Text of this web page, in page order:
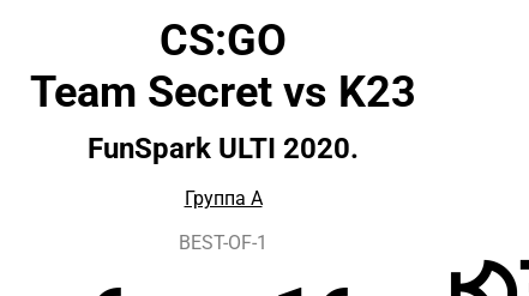
CS:GO
Team Secret vs K23
FunSpark ULTI 2020.
Группа А
BEST-OF-1